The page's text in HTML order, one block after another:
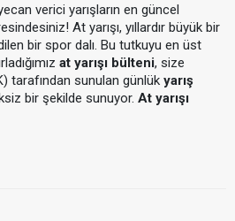
verici yarışların en güncel
At yarışı, yıllardır büyük bir
bir spor dalı. Bu tutkuyu en üst
at yarışı bülteni, size
tarafından sunulan günlükyarış
bir şekilde sunuyor.At yarışı
yarışlardan en iyi sonuçları